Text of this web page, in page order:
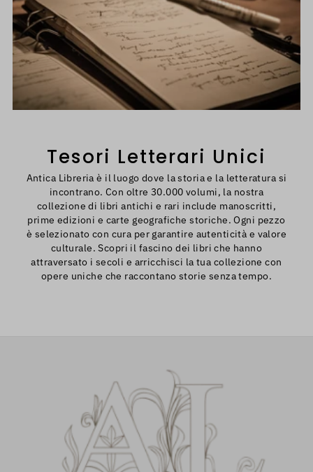
Tesori Letterari Unici
Antica Libreria è il luogo dove la storia e la letteratura si
incontrano. Con oltre 30.000 volumi, la nostra
collezione di libri antichi e rari include manoscritti,
prime edizioni e carte geografiche storiche. Ogni pezzo
è selezionato con cura per garantire autenticità e valore
culturale. Scopri il fascino dei libri che hanno
attraversato i secoli e arricchisci la tua collezione con
opere uniche che raccontano storie senza tempo.